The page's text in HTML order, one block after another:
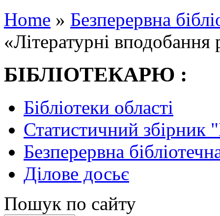
Home » Безперервна
«Літературні
БІБЛІОТЕКАРЮ :
Бібліотеки області
Статистичний
Безперервна
Ділове досьє
Пошук по сайту